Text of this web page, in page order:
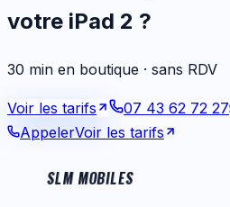
votre iPad 2 ?
30 min en boutique · sans RDV
Voir les tarifs 07 43 62 72 27
AppelerVoir les tarifs
SLM MOBILES